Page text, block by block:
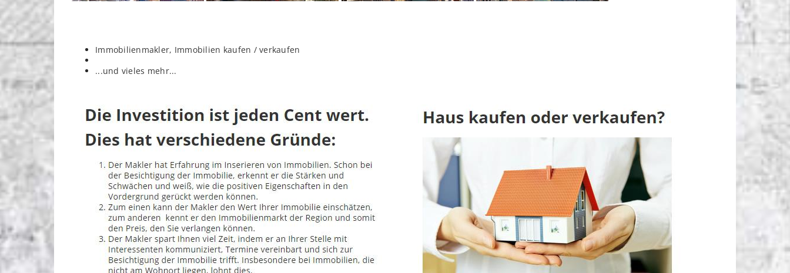
Immobilienmakler, Immobilien kaufen / verkaufen
...und vieles mehr...